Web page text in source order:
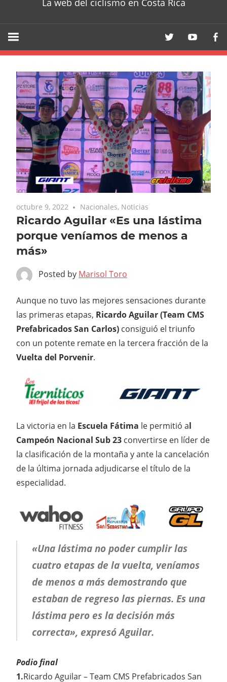
La web del ciclismo en Costa Rica
octubre 9, 2022 Nacionales, Noticias
Ricardo Aguilar «Es una lástima
porque veníamos de menos a
más»
Posted by Marisol Toro
Aunque no tuvo las mejores sensaciones durante
las primeras etapas, Ricardo Aguilar (Team CMS
Prefabricados San Carlos) consiguió el triunfo
con un potente remate en la tercera fracción de la
Vuelta del Porvenir.
La victoria en la Escuela Fátima le permitió al
Campeón Nacional Sub 23 convertirse en líder de
la clasificación de la montaña y ante la cancelación
de la última jornada adjudicarse el título de la
especialidad.
«Una lástima no poder cumplir las
cuatro etapas de la vuelta, veníamos
de menos a más demostrando que
estaban de regreso las piernas. Es una
lástima pero es la decisión más
correcta», expresó Aguilar.
Podio final
1.Ricardo Aguilar – Team CMS Prefabricados San